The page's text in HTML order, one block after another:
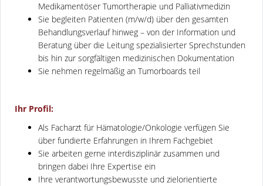
Medikamentöser Tumortherapie und Palliativmedizin
Sie begleiten Patienten (m/w/d) über den gesamten
Behandlungsverlauf hinweg – von der Information und
Beratung über die Leitung spezialisierter Sprechstunden
bis hin zur sorgfältigen medizinischen Dokumentation
Sie nehmen regelmäßig an Tumorboards teil
Ihr Profil:
Als Facharzt für Hämatologie/Onkologie verfügen Sie
über fundierte Erfahrungen in Ihrem Fachgebiet
Sie arbeiten gerne interdisziplinär zusammen und
bringen dabei Ihre Expertise ein
Ihre verantwortungsbewusste und zielorientierte